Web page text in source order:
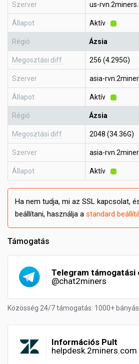
Szerver us-
Állapot Aktív
Régió Ázsia
Megosztási diff 256 (4.295G)
Szerver asia-
Állapot Aktív
Régió Ázsia
Megosztási diff 2048 (34.36G)
Szerver asia-
Állapot Aktív
Ha nem tudja, mi az SSL kapcsolat,
beállítani, használja a standard
Támogatás
Telegram támogatási
@chat2miners
Közösség 24/7 támogatás: 1000+
Információs Pult
helpdesk.2miners.com